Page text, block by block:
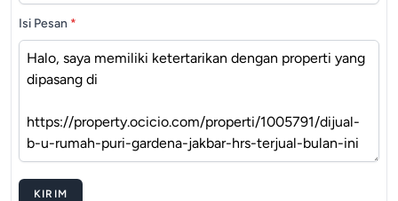
Isi Pesan *
KIRIM